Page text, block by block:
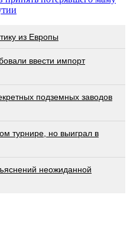
из Европы
ввести импорт
подземных заводов
турнире, но выиграл в
неожиданной